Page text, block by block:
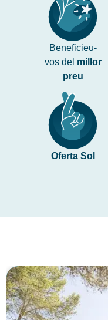
Beneficieu-
vos del millor
preu
Oferta Sol